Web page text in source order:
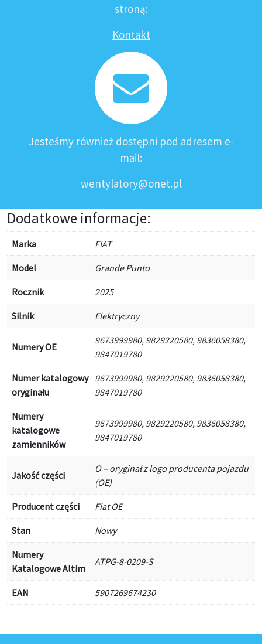
stroną:
Kontakt
Jesteśmy również dostępni pod adresem e-
mail:
wentylatory@onet.pl
Dodatkowe informacje:
Marka FIAT
Model Grande Punto
Rocznik 2025
Silnik Elektryczny
Numery OE
9673999980, 9829220580, 9836058380,
9847019780
Numer katalogowy
oryginału
9673999980, 9829220580, 9836058380,
9847019780
Numery
katalogowe
zamienników
9673999980, 9829220580, 9836058380,
9847019780
Jakość części
O – oryginał z logo producenta pojazdu
(OE)
Producent części Fiat OE
Stan Nowy
Numery
Katalogowe Altim
ATPG-8-0209-S
EAN 5907269674230